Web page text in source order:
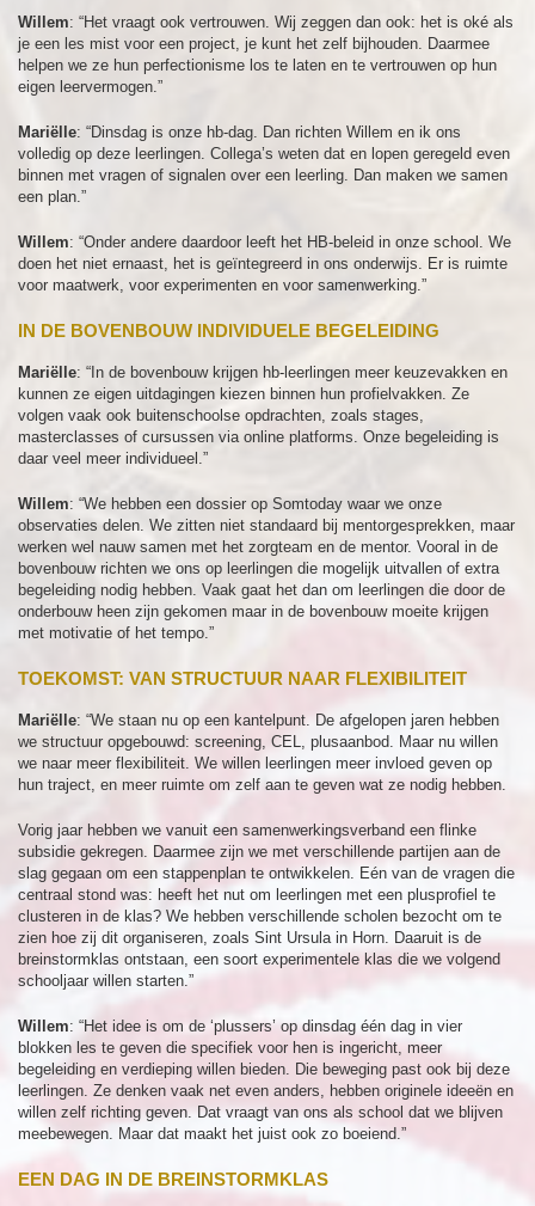
Willem: “Het vraagt ook vertrouwen. Wij zeggen dan ook: het is oké als
je een les mist voor een project, je kunt het zelf bijhouden. Daarmee
helpen we ze hun perfectionisme los te laten en te vertrouwen op hun
eigen leervermogen.”
Mariëlle: “Dinsdag is onze hb-dag. Dan richten Willem en ik ons
volledig op deze leerlingen. Collega’s weten dat en lopen geregeld even
binnen met vragen of signalen over een leerling. Dan maken we samen
een plan.”
Willem: “Onder andere daardoor leeft het HB-beleid in onze school. We
doen het niet ernaast, het is geïntegreerd in ons onderwijs. Er is ruimte
voor maatwerk, voor experimenten en voor samenwerking.”
IN DE BOVENBOUW INDIVIDUELE BEGELEIDING
Mariëlle: “In de bovenbouw krijgen hb-leerlingen meer keuzevakken en
kunnen ze eigen uitdagingen kiezen binnen hun profielvakken. Ze
volgen vaak ook buitenschoolse opdrachten, zoals stages,
masterclasses of cursussen via online platforms. Onze begeleiding is
daar veel meer individueel.”
Willem: “We hebben een dossier op Somtoday waar we onze
observaties delen. We zitten niet standaard bij mentorgesprekken, maar
werken wel nauw samen met het zorgteam en de mentor. Vooral in de
bovenbouw richten we ons op leerlingen die mogelijk uitvallen of extra
begeleiding nodig hebben. Vaak gaat het dan om leerlingen die door de
onderbouw heen zijn gekomen maar in de bovenbouw moeite krijgen
met motivatie of het tempo.”
TOEKOMST: VAN STRUCTUUR NAAR FLEXIBILITEIT
Mariëlle: “We staan nu op een kantelpunt. De afgelopen jaren hebben
we structuur opgebouwd: screening, CEL, plusaanbod. Maar nu willen
we naar meer flexibiliteit. We willen leerlingen meer invloed geven op
hun traject, en meer ruimte om zelf aan te geven wat ze nodig hebben.
Vorig jaar hebben we vanuit een samenwerkingsverband een flinke
subsidie gekregen. Daarmee zijn we met verschillende partijen aan de
slag gegaan om een stappenplan te ontwikkelen. Eén van de vragen die
centraal stond was: heeft het nut om leerlingen met een plusprofiel te
clusteren in de klas? We hebben verschillende scholen bezocht om te
zien hoe zij dit organiseren, zoals Sint Ursula in Horn. Daaruit is de
breinstormklas ontstaan, een soort experimentele klas die we volgend
schooljaar willen starten.”
Willem: “Het idee is om de ‘plussers’ op dinsdag één dag in vier
blokken les te geven die specifiek voor hen is ingericht, meer
begeleiding en verdieping willen bieden. Die beweging past ook bij deze
leerlingen. Ze denken vaak net even anders, hebben originele ideeën en
willen zelf richting geven. Dat vraagt van ons als school dat we blijven
meebewegen. Maar dat maakt het juist ook zo boeiend.”
EEN DAG IN DE BREINSTORMKLAS